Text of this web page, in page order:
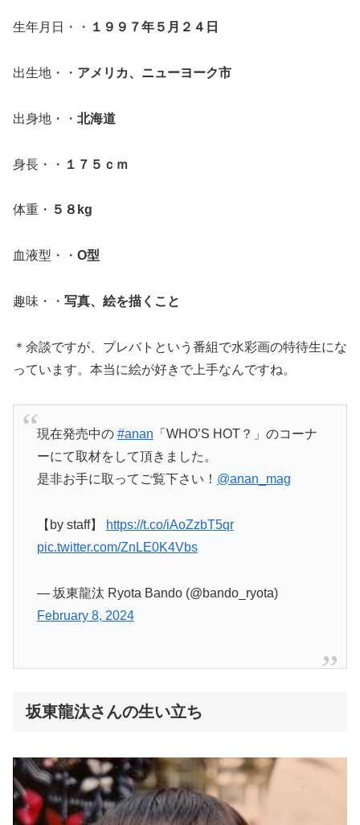
生年月日・・ １９９７年５月２４日
出生地・・ アメリカ、ニューヨーク市
出身地・・ 北海道
身長・・ １７５ｃｍ
体重・ ５８kg
血液型・・ O型
趣味・・ 写真、絵を描くこと
＊余談ですが、プレバトという番組で水彩画の特待生にな
っています。本当に絵が好きで上手なんですね。
現在発売中の #anan 「WHO’S HOT？」のコーナ
ーにて取材をして頂きました。
是非お手に取ってご覧下さい！ @anan_mag
【by staff】
https://t.co/iAoZzbT5qr
pic.twitter.com/ZnLE0K4Vbs
— 坂東龍汰 Ryota Bando (@bando_ryota)
February 8, 2024
坂東龍汰さんの生い立ち